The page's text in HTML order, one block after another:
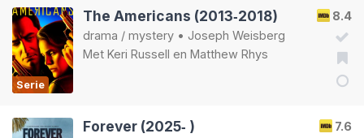
Serie
8.4
The Americans (2013‑2018)
drama / mystery • Joseph Weisberg
Met Keri Russell en Matthew Rhys
7.6
Forever (2025‑ )